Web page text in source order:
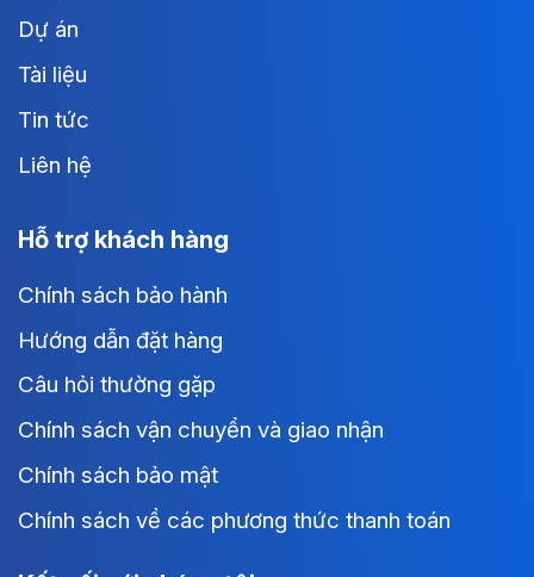
Dự án
Tài liệu
Tin tức
Liên hệ
Hỗ trợ khách hàng
Chính sách bảo hành
Hướng dẫn đặt hàng
Câu hỏi thường gặp
Chính sách vận chuyển và giao nhận
Chính sách bảo mật
Chính sách về các phương thức thanh toán